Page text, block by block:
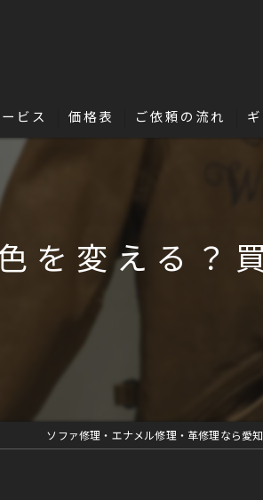
ビス
ソファ修理
子・ダイニングチェア修理
ナメル修理
革ジャン修理
内装部品修理
価格表 ご依頼の流れ
を変える？
ソファ修理・エナメル修理・革修理なら愛